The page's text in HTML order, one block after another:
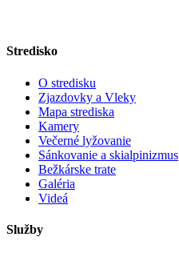
Stredisko
O stredisku
Zjazdovky a Vleky
Mapa strediska
Kamery
Večerné lyžovanie
Sánkovanie a skialpinizmus
Bežkárske trate
Galéria
Videá
Služby